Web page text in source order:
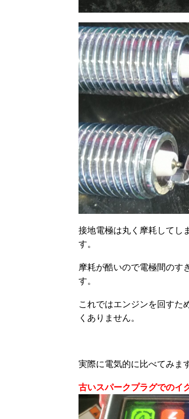
接地電極は丸く摩耗してし
す。
摩耗が酷いので電極間のす
す。
これではエンジンを回すた
くありません。
実際に電気的に比べてみます
古いスパークプラグでのイ